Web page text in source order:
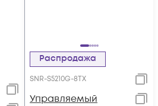
Распродажа
SNR-S5210G-8TX
Управляемый